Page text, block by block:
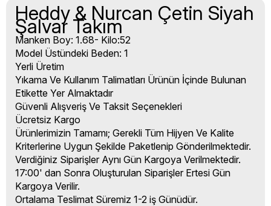
Heddy & Nurcan Çetin Siyah
Şalvar Takım
Manken Boy: 1.68- Kilo:52
Model Üstündeki Beden: 1
Yerli Üretim
Yıkama Ve Kullanım Talimatları Ürünün İçinde Bulunan
Etikette Yer Almaktadır
Güvenli Alışveriş Ve Taksit Seçenekleri
Ücretsiz Kargo
Ürünlerimizin Tamamı; Gerekli Tüm Hijyen Ve Kalite
Kriterlerine Uygun Şekilde Paketlenip Gönderilmektedir.
Verdiğiniz Siparişler Aynı Gün Kargoya Verilmektedir.
17:00' dan Sonra Oluşturulan Siparişler Ertesi Gün
Kargoya Verilir.
Ortalama Teslimat Süremiz 1-2 iş Günüdür.